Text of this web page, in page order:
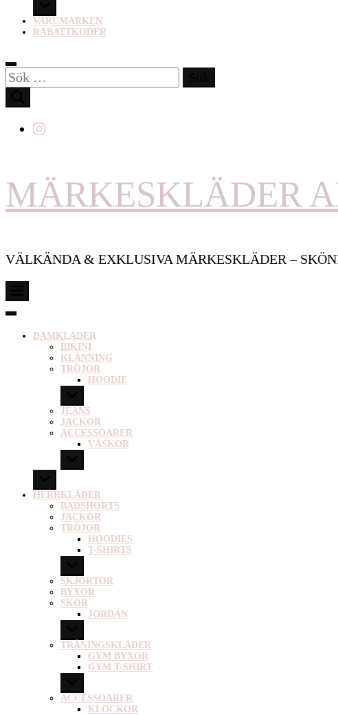
VARUMÄRKEN
RABATTKODER
Sök
efter:
MÄRKESKLÄDER
VÄLKÄNDA & EXKLUSIVA MÄRKESKLÄDER –
DAMKLÄDER
BIKINI
KLÄNNING
TRÖJOR
HOODIE
JEANS
JACKOR
ACCESSOARER
VÄSKOR
HERRKLÄDER
BADSHORTS
JACKOR
TRÖJOR
HOODIES
T-SHIRTS
SKJORTOR
BYXOR
SKOR
JORDAN
TRÄNINGSKLÄDER
GYM BYXOR
GYM T-SHIRT
ACCESSOARER
KLOCKOR